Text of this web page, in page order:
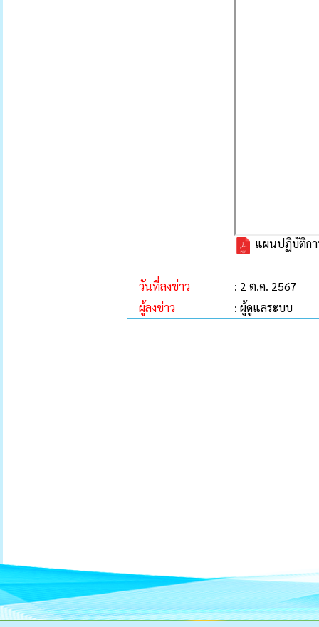
แผนปฏิบัติกา
วันที่ลงข่าว
: 2 ต.ค. 2567
ผู้ลงข่าว
: ผู้ดูแลระบบ